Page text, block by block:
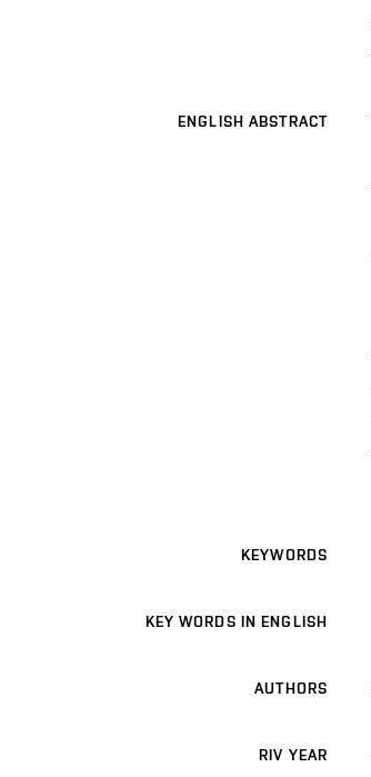
ENGLISH ABSTRACT
KEYWORDS
KEY WORDS IN ENGLISH
AUTHORS
RIV YEAR